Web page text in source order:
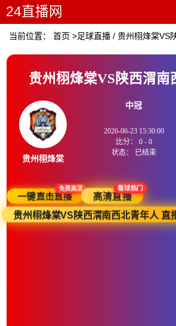
24直播网
当前位置：首页 >足球直播 /贵州栩烽棠VS
贵州栩烽棠VS陕西渭南
贵州栩烽棠
中冠
2026-06-23 15:30:00
比分： 0- 0
状态：
已结束
一键直击直播
免费高清
高清直播
看球热门
贵州栩烽棠VS陕西渭南西北青年人 直